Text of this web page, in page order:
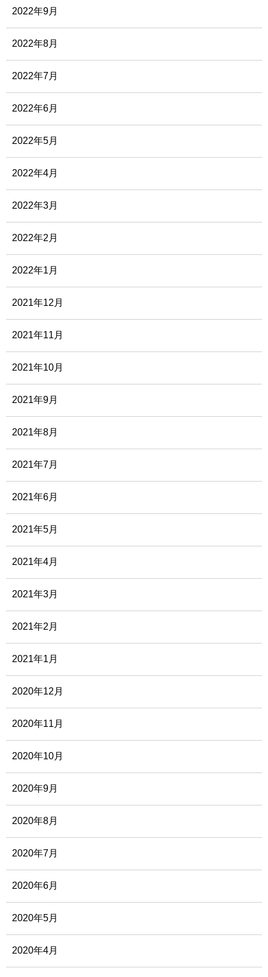
2022年9月
2022年8月
2022年7月
2022年6月
2022年5月
2022年4月
2022年3月
2022年2月
2022年1月
2021年12月
2021年11月
2021年10月
2021年9月
2021年8月
2021年7月
2021年6月
2021年5月
2021年4月
2021年3月
2021年2月
2021年1月
2020年12月
2020年11月
2020年10月
2020年9月
2020年8月
2020年7月
2020年6月
2020年5月
2020年4月